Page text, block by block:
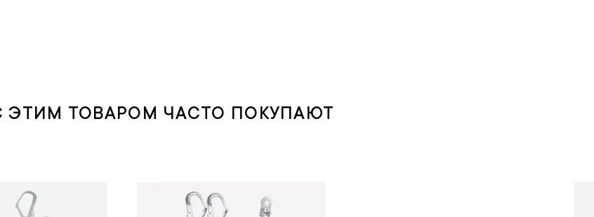
ЭТИМ ТОВАРОМ ЧАСТО ПОКУПАЮТ